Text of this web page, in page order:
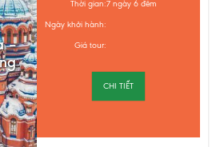
–
Thời gian:7 ngày 6 đêm
Ngày khởi hành:
Giá tour:
CHI TIẾT